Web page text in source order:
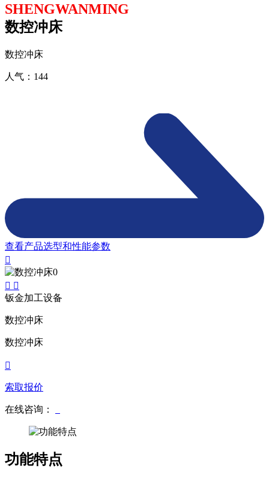
SHENGWANMING
数控冲床
数控冲床
人气： 144
查看产品选型和性能参数
钣金加工设备
数控冲床
数控冲床
索取报价
在线咨询：
功能特点